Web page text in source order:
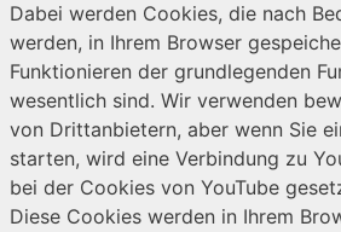
Dabei werden Cookies, die nach
werden, in Ihrem Browser
Funktionieren der grundlegenden
wesentlich sind. Wir verwenden
von Drittanbietern, aber wenn Sie
starten, wird eine Verbindung zu
bei der Cookies von YouTube
Diese Cookies werden in Ihrem